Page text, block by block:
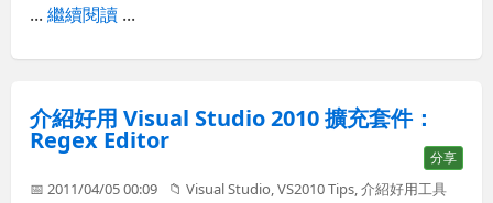
...繼續閱讀 ...
介紹好用 Visual Studio 2010 擴充套件：
Regex Editor
分享
📅 2011/04/05 00:09 📁Visual Studio,VS2010 Tips,介紹好用工具